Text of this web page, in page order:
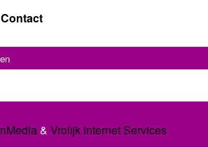
Contact
& Vrolijk Internet Services